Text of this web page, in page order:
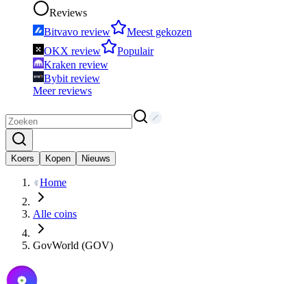
Reviews
Bitvavo review
Meest gekozen
OKX review
Populair
Kraken review
Bybit review
Meer reviews
Koers Kopen Nieuws
Home
Alle coins
GovWorld (GOV)